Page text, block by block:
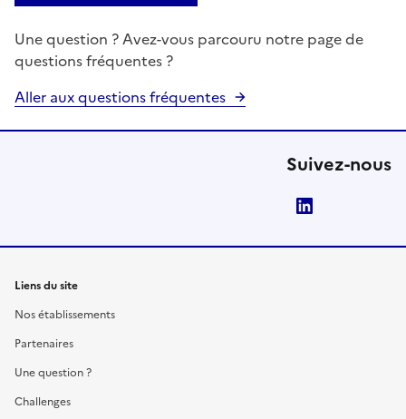
Une question ? Avez-vous parcouru notre page de
questions fréquentes ?
Aller aux questions fréquentes
Suivez-nous
Liens du site
Nos établissements
Partenaires
Une question ?
Challenges